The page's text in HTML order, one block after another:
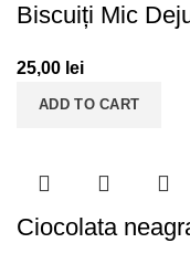
Biscuiți Mic
25,00 lei
ADD TO CART
Ciocolata